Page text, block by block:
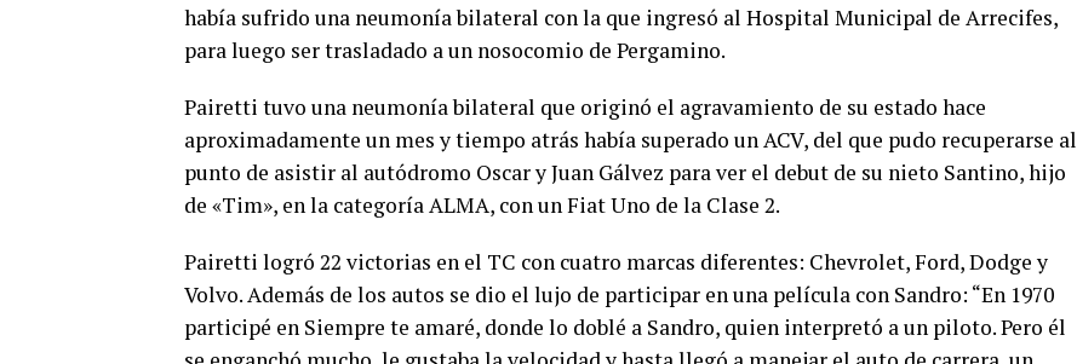
había sufrido una neumonía bilateral con la que ingresó al Hospital Municipal de Arrecifes,
para luego ser trasladado a un nosocomio de Pergamino.
Pairetti tuvo una neumonía bilateral que originó el agravamiento de su estado hace
aproximadamente un mes y tiempo atrás había superado un ACV, del que pudo recuperarse al
punto de asistir al autódromo Oscar y Juan Gálvez para ver el debut de su nieto Santino, hijo
de «Tim», en la categoría ALMA, con un Fiat Uno de la Clase 2.
Pairetti logró 22 victorias en el TC con cuatro marcas diferentes: Chevrolet, Ford, Dodge y
Volvo. Además de los autos se dio el lujo de participar en una película con Sandro: “En 1970
participé en Siempre te amaré, donde lo doblé a Sandro, quien interpretó a un piloto. Pero él